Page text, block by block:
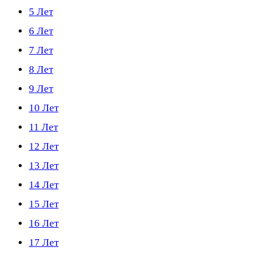
5 Лет
6 Лет
7 Лет
8 Лет
9 Лет
10 Лет
11 Лет
12 Лет
13 Лет
14 Лет
15 Лет
16 Лет
17 Лет